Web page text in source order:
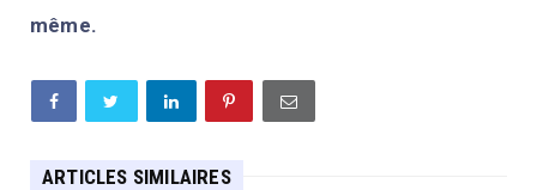
même.
ARTICLES SIMILAIRES